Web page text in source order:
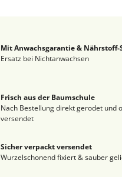
Mit Anwachsgarantie & Nährstoff-
Ersatz bei Nichtanwachsen
Frisch aus der Baumschule
Nach Bestellung direkt gerodet und
versendet
Sicher verpackt versendet
Wurzelschonend fixiert & sauber